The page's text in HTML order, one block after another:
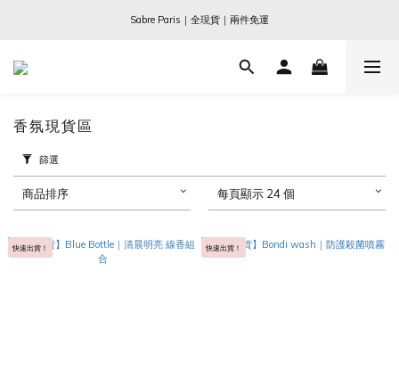
Ogata x 坂本龍一 ｜大師珍藏系列
Sabre Paris｜全現貨｜兩件免運
Ogata x 坂本龍一 ｜大師珍藏系列
香氛現貨區
篩選
商品排序 每頁顯示 24 個
快速出貨！ 快速出貨！